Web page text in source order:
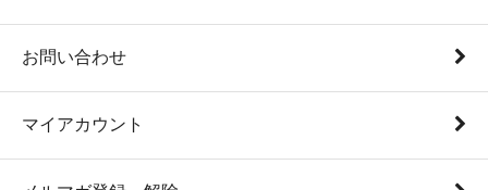
お問い合わせ
マイアカウント